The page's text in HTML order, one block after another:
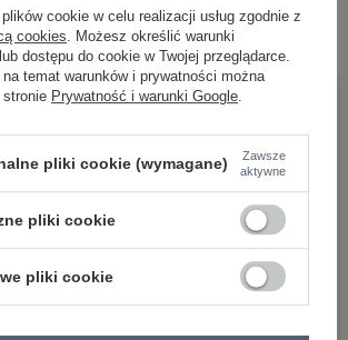
się i zobacz cenę
BĄDŹ BLISKO NAS
cookie w celu realizacji usług zgodnie z
cookies . Możesz określić warunki
dostępu do cookie w Twojej przeglądarce.
temat warunków i prywatności można
Prywatność i warunki Google
pliki cookie (wymagane)
Zawsze
aktywne
pliki cookie
pliki cookie